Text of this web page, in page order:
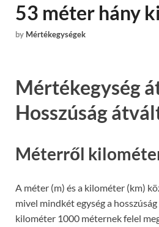
53 méter hány
by Mértékegységek
Mértékegység
Hosszúság
Méterről
A méter (m) és a kilométer (km)
mivel mindkét egység a
kilométer 1000 méternek felel